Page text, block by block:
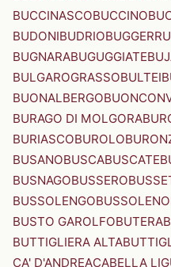
BUCCINASCOBUCCINO
BUDONIBUDRIOBUGGERRU
BUGNARABUGUGGIATE
BULGAROGRASSOBULTEI
BUONALBERGO
BURAGO DI MOLGORA
BURIASCOBUROLO
BUSANOBUSCABUSCATE
BUSNAGOBUSSERO
BUSSOLENGOBUSSOLENO
BUSTO GAROLFOBUTERA
BUTTIGLIERA ALTA
CA' D'ANDREACABELLA